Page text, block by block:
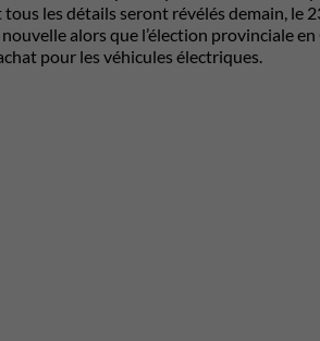
tous les détails seront révélés demain,
nouvelle alors que l’élection provinciale
pour les véhicules électriques.